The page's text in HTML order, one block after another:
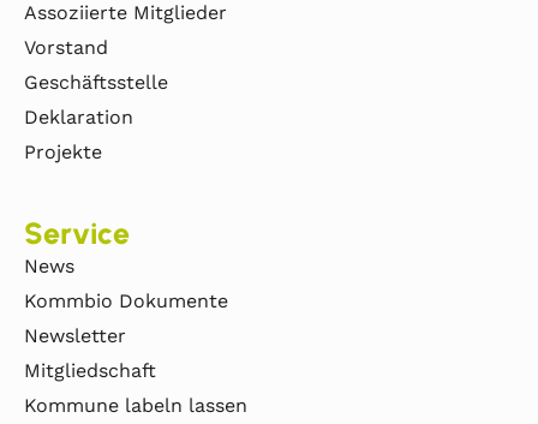
Assoziierte Mitglieder
Vorstand
Geschäftsstelle
Deklaration
Projekte
Service
News
Kommbio Dokumente
Newsletter
Mitgliedschaft
Kommune labeln lassen